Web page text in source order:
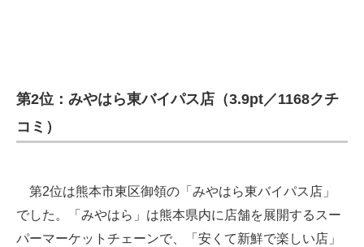
第2位：みやはら東バイパス店（3.9pt／1168クチ
コミ）
第2位は熊本市東区御領の「みやはら東バイパス店」
でした。「みやはら」は熊本県内に店舗を展開するスー
パーマーケットチェーンで、「安くて新鮮で楽しい店」